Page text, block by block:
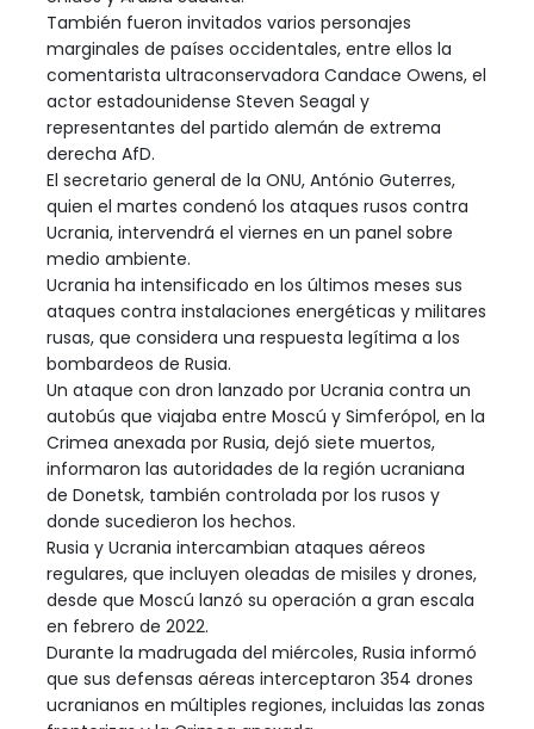
También fueron invitados varios personajes
marginales de países occidentales, entre ellos la
comentarista ultraconservadora Candace Owens, el
actor estadounidense Steven Seagal y
representantes del partido alemán de extrema
derecha AfD.
El secretario general de la ONU, António Guterres,
quien el martes condenó los ataques rusos contra
Ucrania, intervendrá el viernes en un panel sobre
medio ambiente.
Ucrania ha intensificado en los últimos meses sus
ataques contra instalaciones energéticas y militares
rusas, que considera una respuesta legítima a los
bombardeos de Rusia.
Un ataque con dron lanzado por Ucrania contra un
autobús que viajaba entre Moscú y Simferópol, en la
Crimea anexada por Rusia, dejó siete muertos,
informaron las autoridades de la región ucraniana
de Donetsk, también controlada por los rusos y
donde sucedieron los hechos.
Rusia y Ucrania intercambian ataques aéreos
regulares, que incluyen oleadas de misiles y drones,
desde que Moscú lanzó su operación a gran escala
en febrero de 2022.
Durante la madrugada del miércoles, Rusia informó
que sus defensas aéreas interceptaron 354 drones
ucranianos en múltiples regiones, incluidas las zonas